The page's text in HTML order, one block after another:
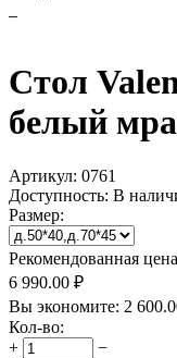
Стол
белый
Артикул: 0761
Доступность: В
Размер:
Рекомендованная
6 990.00 ₽
Вы экономите: 2
Кол-во:
+
−